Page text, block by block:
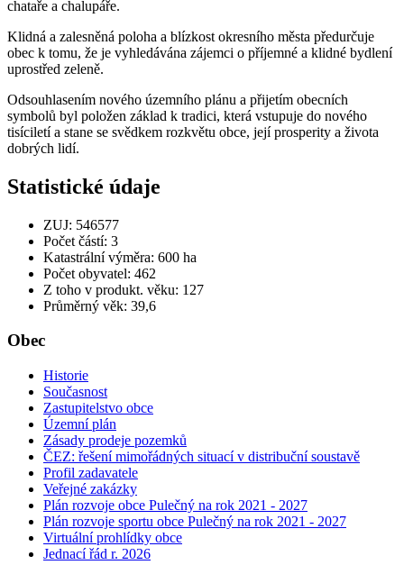
chataře a chalupáře.
Klidná a zalesněná poloha a blízkost okresního města předurčuje
obec k tomu, že je vyhledávána zájemci o příjemné a klidné bydlení
uprostřed zeleně.
Odsouhlasením nového územního plánu a přijetím obecních
symbolů byl položen základ k tradici, která vstupuje do nového
tisíciletí a stane se svědkem rozkvětu obce, její prosperity a života
dobrých lidí.
Statistické údaje
ZUJ: 546577
Počet částí: 3
Katastrální výměra: 600 ha
Počet obyvatel: 462
Z toho v produkt. věku: 127
Průměrný věk: 39,6
Obec
Historie
Současnost
Zastupitelstvo obce
Územní plán
Zásady prodeje pozemků
ČEZ: řešení mimořádných situací v distribuční soustavě
Profil zadavatele
Veřejné zakázky
Plán rozvoje obce Pulečný na rok 2021 - 2027
Plán rozvoje sportu obce Pulečný na rok 2021 - 2027
Virtuální prohlídky obce
Jednací řád r. 2026